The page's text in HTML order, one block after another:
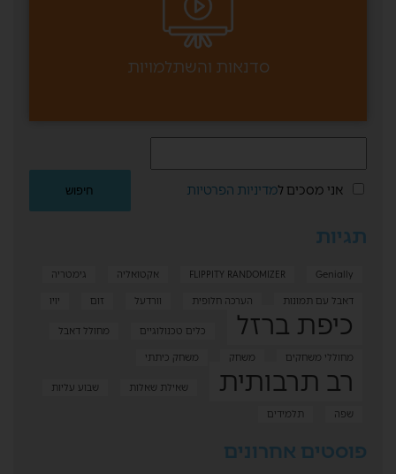
סדנאות והשתלמויות
אני מסכים למדיניות הפרטיות
תגיות
FLIPPITY RANDOMIZER Genially אקטואליה
גימטריה
דאבל עם תמונות
הערכה חלופית וורדעל זום יויו
כיפת ברזל כלים טכנולוגיים
מחולל דאבל
מחוללי משחקים
משחק משחק כיתתי
רב תרבותית שאילת שאלות
שבוע עליות
שפה
תלמידים
פוסטים אחרונים